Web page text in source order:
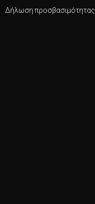
Δήλωση προσβασιμότητας